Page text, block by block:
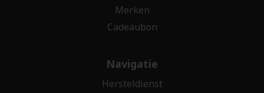
Merken
Cadeaubon
Navigatie
Hersteldienst